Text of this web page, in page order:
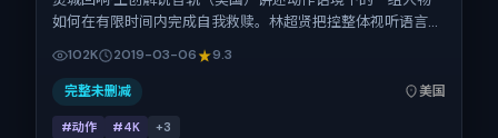
如何在有限时间内完成自我救赎。林超贤把控整体视听语言，
次丰富。影片定于 2019-03-06 起陆续登陆院线与网络平
台，春节档前后公映，片长150分钟。
102K 2019-03-06 9.3
完整未删减 美国
#动作 #4K +3